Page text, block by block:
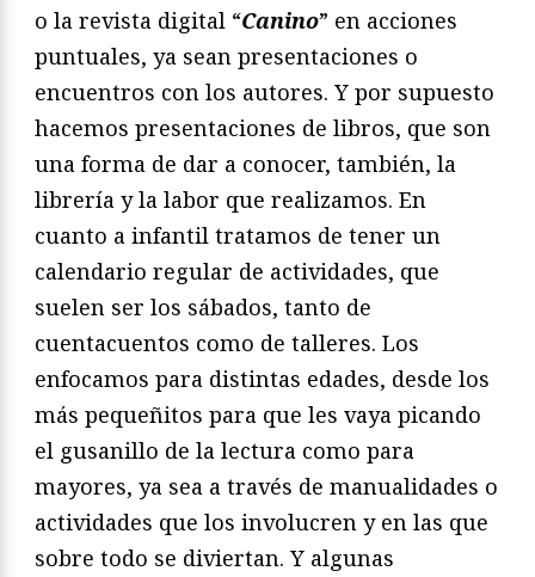
o la revista digital “Canino” en acciones
puntuales, ya sean presentaciones o
encuentros con los autores. Y por supuesto
hacemos presentaciones de libros, que son
una forma de dar a conocer, también, la
librería y la labor que realizamos. En
cuanto a infantil tratamos de tener un
calendario regular de actividades, que
suelen ser los sábados, tanto de
cuentacuentos como de talleres. Los
enfocamos para distintas edades, desde los
más pequeñitos para que les vaya picando
el gusanillo de la lectura como para
mayores, ya sea a través de manualidades o
actividades que los involucren y en las que
sobre todo se diviertan. Y algunas